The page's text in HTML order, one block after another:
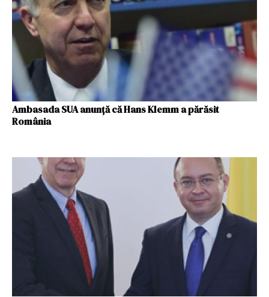
Ambasada SUA anunță că Hans Klemm a părăsit
România